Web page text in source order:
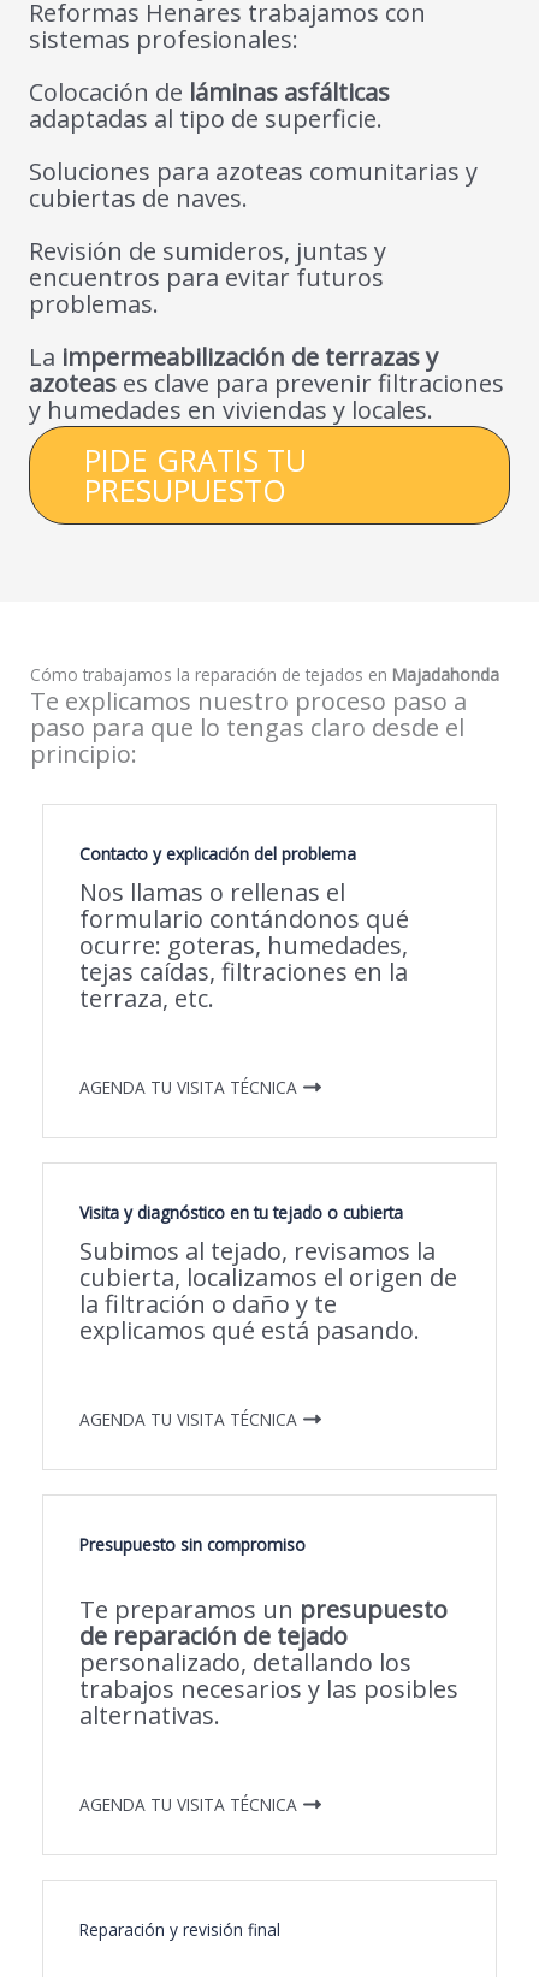
Reformas Henares trabajamos con
sistemas profesionales:
Colocación de láminas asfálticas
adaptadas al tipo de superficie.
Soluciones para azoteas comunitarias y
cubiertas de naves.
Revisión de sumideros, juntas y
encuentros para evitar futuros
problemas.
La impermeabilización de terrazas y
azoteas es clave para prevenir filtraciones
y humedades en viviendas y locales.
PIDE GRATIS TU
PRESUPUESTO
Cómo trabajamos la reparación de tejados en Majadahonda
Te explicamos nuestro proceso paso a
paso para que lo tengas claro desde el
principio:
Contacto y explicación del problema
Nos llamas o rellenas el
formulario contándonos qué
ocurre: goteras, humedades,
tejas caídas, filtraciones en la
terraza, etc.
AGENDA TU VISITA TÉCNICA
Visita y diagnóstico en tu tejado o cubierta
Subimos al tejado, revisamos la
cubierta, localizamos el origen de
la filtración o daño y te
explicamos qué está pasando.
AGENDA TU VISITA TÉCNICA
Presupuesto sin compromiso
Te preparamos un presupuesto
de reparación de tejado
personalizado, detallando los
trabajos necesarios y las posibles
alternativas.
AGENDA TU VISITA TÉCNICA
Reparación y revisión final